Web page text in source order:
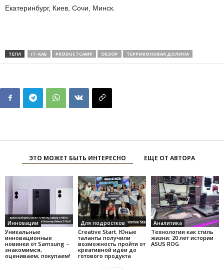
Екатеринбург, Киев, Сочи, Минск.
ТЕГИ IT-ХАБ PRODUCTCAMP ОБЗОР ТЕРРИКОНОВАЯ ДОЛИНА
ЭТО МОЖЕТ БЫТЬ ИНТЕРЕСНО ЕЩЕ ОТ АВТОРА
Инновации
Уникальные
инновационные
новинки от Samsung –
знакомимся,
оцениваем, покупаем!
Для подростков
Creative Start. Юные
таланты получили
возможность пройти от
креативной идеи до
готового продукта
Аналитика
Технологии как стиль
жизни: 20 лет истории
ASUS ROG